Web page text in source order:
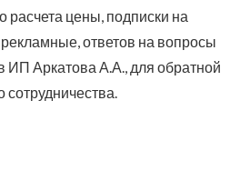
расчета цены, подписки на
ответов на вопросы
ИП Аркатова А.А., для обратной